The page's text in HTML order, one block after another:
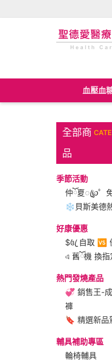
血壓血
全部商
品
季節活動
仲ོ夏ꦿ℘゜
❄貝斯美德
好康優惠
$꧔ꦿ 自取 🆚
এ 舊ོ機 換指
熱門發燒產品
💞 銷售王-
褲
🔖 精選新品
輔具補助專區
輪椅輔具